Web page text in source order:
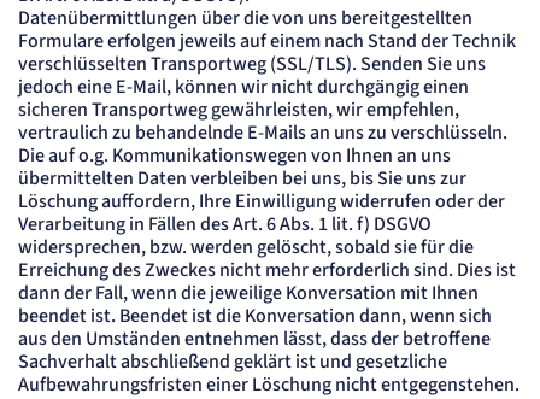
Datenübermittlungen über die von uns bereitgestellten
Formulare erfolgen jeweils auf einem nach Stand der Technik
verschlüsselten Transportweg (SSL/TLS). Senden Sie uns
jedoch eine E-Mail, können wir nicht durchgängig einen
sicheren Transportweg gewährleisten, wir empfehlen,
vertraulich zu behandelnde E-Mails an uns zu verschlüsseln.
Die auf o.g. Kommunikationswegen von Ihnen an uns
übermittelten Daten verbleiben bei uns, bis Sie uns zur
Löschung auffordern, Ihre Einwilligung widerrufen oder der
Verarbeitung in Fällen des Art. 6 Abs. 1 lit. f) DSGVO
widersprechen, bzw. werden gelöscht, sobald sie für die
Erreichung des Zweckes nicht mehr erforderlich sind. Dies ist
dann der Fall, wenn die jeweilige Konversation mit Ihnen
beendet ist. Beendet ist die Konversation dann, wenn sich
aus den Umständen entnehmen lässt, dass der betroffene
Sachverhalt abschließend geklärt ist und gesetzliche
Aufbewahrungsfristen einer Löschung nicht entgegenstehen.